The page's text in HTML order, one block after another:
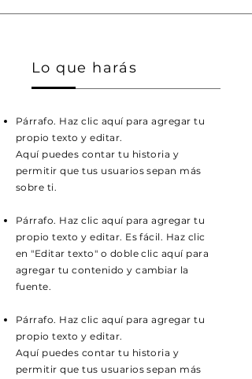
Lo que harás
Párrafo. Haz clic aquí para agregar tu
propio texto y editar.
Aquí puedes contar tu historia y
permitir que tus usuarios sepan más
sobre ti.
Párrafo. Haz clic aquí para agregar tu
propio texto y editar. Es fácil. Haz clic
en "Editar texto" o doble clic aquí para
agregar tu contenido y cambiar la
fuente.
Párrafo. Haz clic aquí para agregar tu
propio texto y editar.
Aquí puedes contar tu historia y
permitir que tus usuarios sepan más